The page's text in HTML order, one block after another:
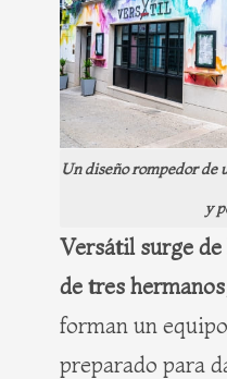
Un diseño rompedor de
y
Versátil surge
de tres hermanos
forman un
preparado para